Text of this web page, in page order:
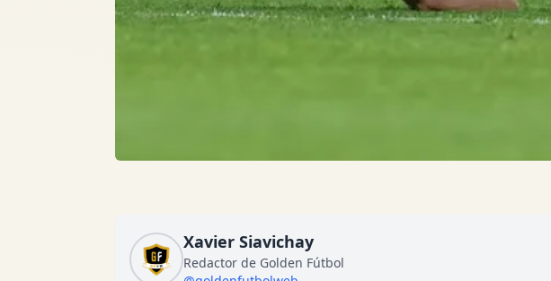
Xavier Siavichay
Redactor de Golden Fútbol